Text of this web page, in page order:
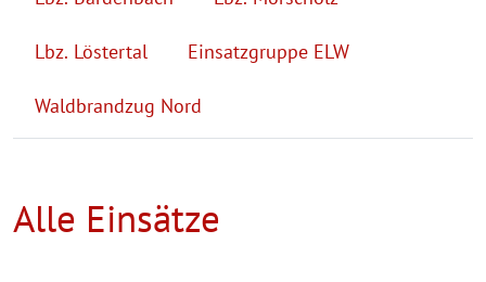
Lbz. Löstertal Einsatzgruppe ELW
Waldbrandzug Nord
Alle Einsätze